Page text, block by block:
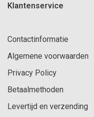
Klantenservice
Contactinformatie
Algemene voorwaarden
Privacy Policy
Betaalmethoden
Levertijd en verzending